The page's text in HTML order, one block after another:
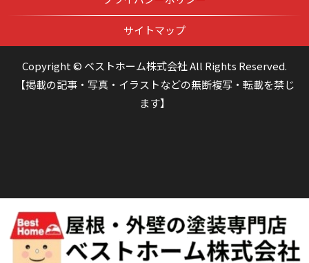
サイトマップ
Copyright © ベストホーム株式会社 All Rights Reserved.
【掲載の記事・写真・イラストなどの無断複写・転載を禁じ
ます】